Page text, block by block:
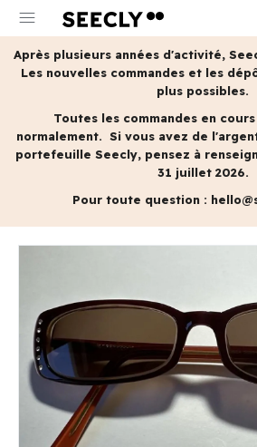
menu
Après plusieurs années d'activité,
Les nouvelles commandes et les
plus possibles.
Toutes les commandes en
normalement. Si vous avez de
portefeuille Seecly, pensez à
31 juillet 2026.
Pour toute question :